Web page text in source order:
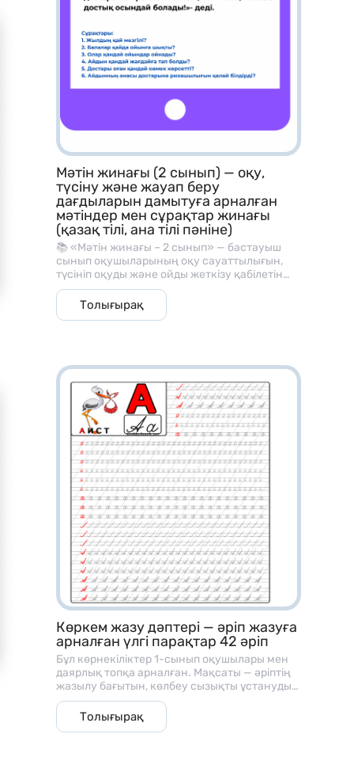
тапсырмалары
– Рим цифрларын үйрену карточкалары
– Периметр табу тапсырмалары
– Теңдеулерді шешу жаттығулары
– Көбейту кестесі материалдары
– Қосу, азайту аралас есептер
– Геометриялық фигуралармен жұмыс
– Уақытты анықтау тапсырмалары
Қалай қолданамыз?
– Топтық / жұптық жұмысқа
– Жеке карточка ретінде
– Қайталау сабақтарында
– БЖБ / ТЖБ дайынм алдында дайындыққа
– Үй тапсырмасы ретінде
– Ойын форматында оқытуға
Мәтін жинағы (2 сынып) — оқу,
түсіну және жауап беру
дағдыларын дамытуға арналған
мәтіндер мен сұрақтар жинағы
(қазақ тілі, ана тілі пәніне)
📚 «Мәтін жинағы – 2 сынып» — бастауыш
сынып оқушыларының оқу сауаттылығын,
түсініп оқуды және ойды жеткізу қабілетін
дамытуға арналған әдістемелік материал.
Бұл жинақ әр мәтіннен кейін берілген
түсінуге арналған сұрақтармен, оқу және
Толығырақ
Көркем жазу дәптері — әріп жазуға
арналған үлгі парақтар 42 әріп
Бұл көрнекіліктер 1-сынып оқушылары мен
даярлық топқа арналған. Мақсаты — әріптің
жазылу бағытын, көлбеу сызықты ұстануды
және әріп байланысын үйрету
Толығырақ